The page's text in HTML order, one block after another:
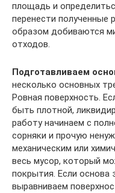
площадь и
перенести полученные
образом добиваются
отходов.
Подготавливаем
несколько основных
Ровная поверхность.
быть плотной,
работу начинаем с
сорняки и прочую
механическим или
весь мусор, который
покрытия. Если основа
выравниваем